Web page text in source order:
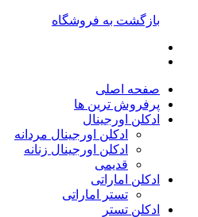
بازگشت به فروشگاه
صفحه اصلی
پرفروش ترین ها
ادکلن اورجینال
ادکلن اورجینال مردانه
ادکلن اورجینال زنانه
قدیمی
ادکلن اماراتی
تستر اماراتی
ادکلن تستر